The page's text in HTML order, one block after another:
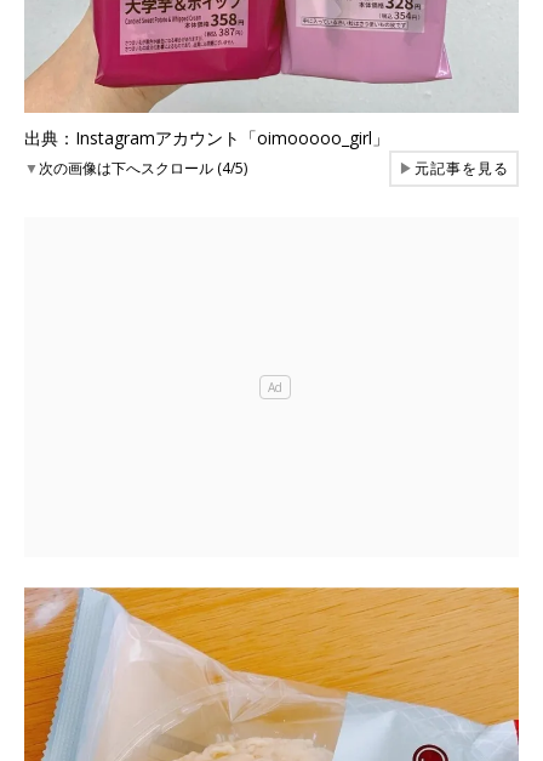
出典：Instagramアカウント「oimooooo_girl」
▼次の画像は下へスクロール (4/5) ▶元記事を見る